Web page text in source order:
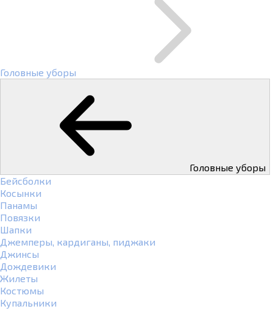
Головные уборы
Головные уборы
Бейсболки
Косынки
Панамы
Повязки
Шапки
Джемперы, кардиганы, пиджаки
Джинсы
Дождевики
Жилеты
Костюмы
Купальники